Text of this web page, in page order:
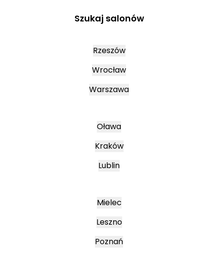
Szukaj salonów
Rzeszów
Wrocław
Warszawa
Oława
Kraków
Lublin
Mielec
Leszno
Poznań